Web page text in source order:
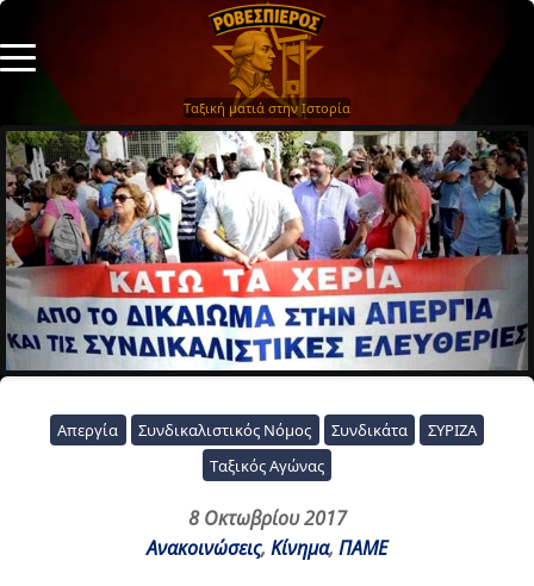
Ταξική ματιά στην Ιστορία
Απεργία Συνδικαλιστικός Νόμος Συνδικάτα
ΣΥΡΙΖΑ
Ταξικός Αγώνας
8 Οκτωβρίου 2017
Ανακοινώσεις, Κίνημα, ΠΑΜΕ